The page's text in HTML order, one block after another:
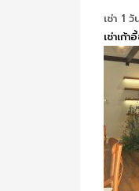
เช่า 1
เช่าเก้